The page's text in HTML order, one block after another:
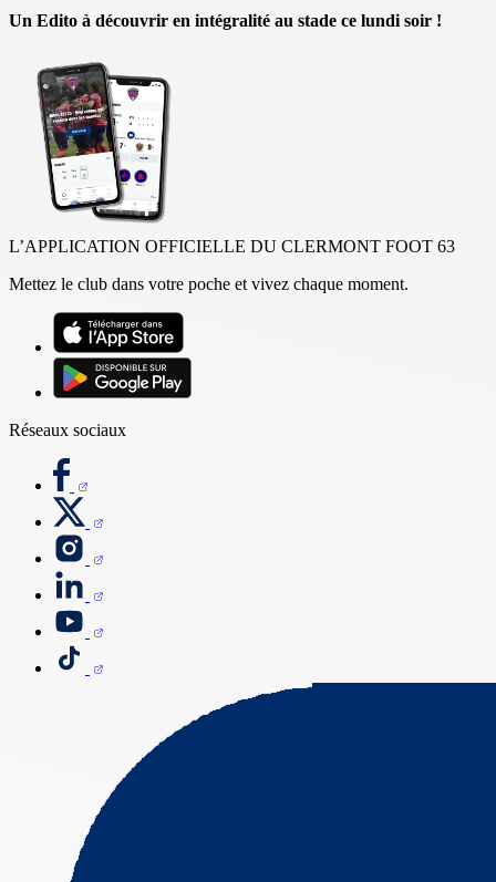
Un Edito à découvrir en intégralité au stade ce lundi soir !
L’APPLICATION OFFICIELLE DU CLERMONT FOOT 63
Mettez le club dans votre poche et vivez chaque moment.
Réseaux sociaux